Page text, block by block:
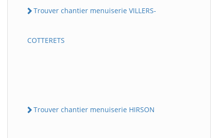
Trouver chantier menuiserie VILLERS-
COTTERETS
Trouver chantier menuiserie HIRSON